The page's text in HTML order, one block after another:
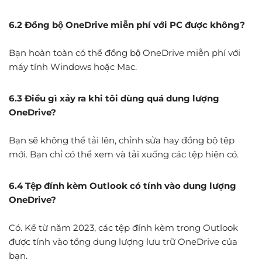
6.2 Đồng bộ OneDrive miễn phí với PC được không?
Bạn hoàn toàn có thể đồng bộ OneDrive miễn phí với
máy tính Windows hoặc Mac.
6.3 Điều gì xảy ra khi tôi dùng quá dung lượng
OneDrive?
Bạn sẽ không thể tải lên, chỉnh sửa hay đồng bộ tệp
mới. Bạn chỉ có thể xem và tải xuống các tệp hiện có.
6.4 Tệp đính kèm Outlook có tính vào dung lượng
OneDrive?
Có. Kể từ năm 2023, các tệp đính kèm trong Outlook
được tính vào tổng dung lượng lưu trữ OneDrive của
bạn.